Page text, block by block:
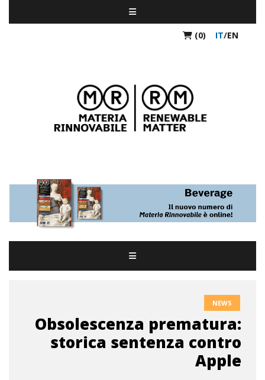
(0) IT/EN
NEWS
Obsolescenza prematura:
storica sentenza contro
Apple